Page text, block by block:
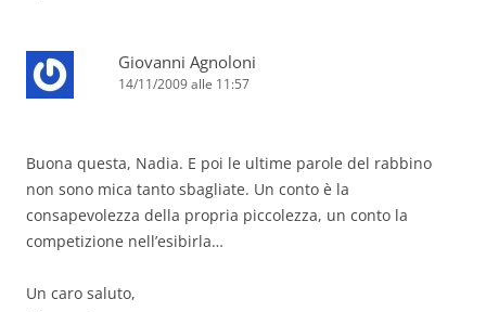
Giovanni Agnoloni
14/11/2009 alle 11:57
Buona questa, Nadia. E poi le ultime parole del rabbino
non sono mica tanto sbagliate. Un conto è la
consapevolezza della propria piccolezza, un conto la
competizione nell’esibirla…
Un caro saluto,